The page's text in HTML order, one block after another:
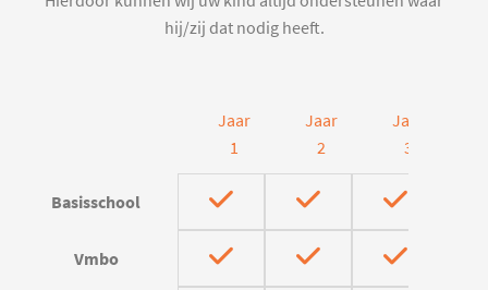
hij/zij dat nodig heeft.
Jaar
1
Jaar
2
Jaar
3
Basisschool
Vmbo